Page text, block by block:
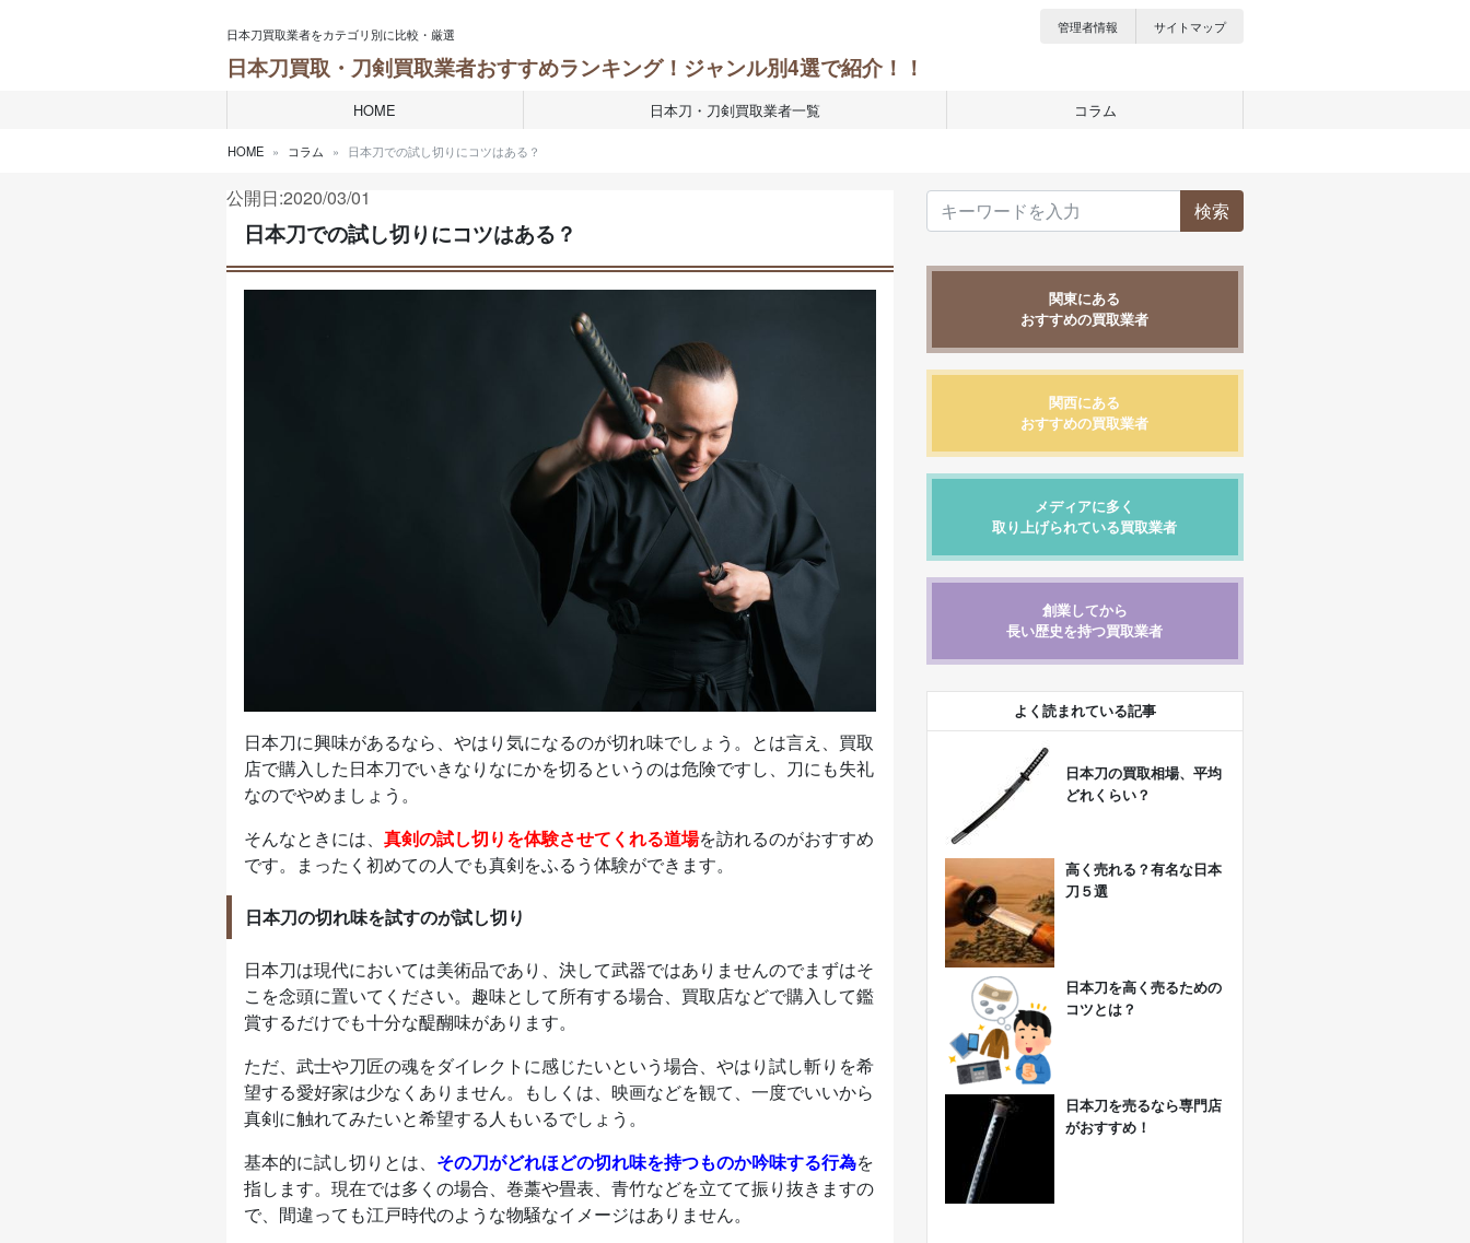
日本刀買取業者をカテゴリ別に比較・厳選 管理者情報 サイトマップ
日本刀買取・刀剣買取業者おすすめランキング！ジャンル別4選で紹介！！
HOME 日本刀・刀剣買取業者一覧 コラム
HOME コラム 日本刀での試し切りにコツはある？
公開日:2020/03/01
日本刀での試し切りにコツはある？
日本刀に興味があるなら、やはり気になるのが切れ味でしょう。とは言え、買取
店で購入した日本刀でいきなりなにかを切るというのは危険ですし、刀にも失礼
なのでやめましょう。
そんなときには、 真剣の試し切りを体験させてくれる道場を訪れるのがおすすめ
です。まったく初めての人でも真剣をふるう体験ができます。
日本刀の切れ味を試すのが試し切り
日本刀は現代においては美術品であり、決して武器ではありませんのでまずはそ
こを念頭に置いてください。趣味として所有する場合、買取店などで購入して鑑
賞するだけでも十分な醍醐味があります。
ただ、武士や刀匠の魂をダイレクトに感じたいという場合、やはり試し斬りを希
望する愛好家は少なくありません。もしくは、映画などを観て、一度でいいから
真剣に触れてみたいと希望する人もいるでしょう。
基本的に試し切りとは、 その刀がどれほどの切れ味を持つものか吟味する行為を
指します。現在では多くの場合、巻藁や畳表、青竹などを立てて振り抜きますの
で、間違っても江戸時代のような物騒なイメージはありません。
検索
関東にある
おすすめの買取業者
関西にある
おすすめの買取業者
メディアに多く
取り上げられている買取業者
創業してから
長い歴史を持つ買取業者
よく読まれている記事
日本刀の買取相場、平均
どれくらい？
高く売れる？有名な日本
刀５選
日本刀を高く売るための
コツとは？
日本刀を売るなら専門店
がおすすめ！